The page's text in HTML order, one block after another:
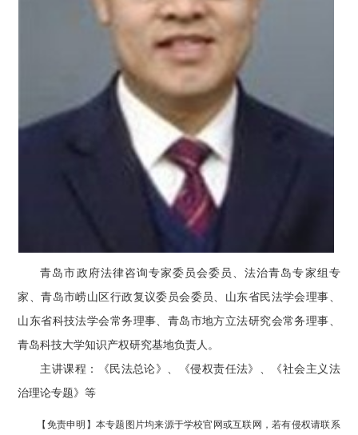
青岛市政府法律咨询专家委员会委员、法治青岛专家组专
家、青岛市崂山区行政复议委员会委员、山东省民法学会理事、
山东省科技法学会常务理事、青岛市地方立法研究会常务理事、
青岛科技大学知识产权研究基地负责人。
主讲课程：《民法总论》、《侵权责任法》、《社会主义法
治理论专题》等
【免责申明】本专题图片均来源于学校官网或互联网，若有侵权请联系